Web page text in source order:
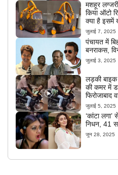
मशहूर
किया ऑटो
क्या है इसमें
जुलाई 7, 2025
पंचायत में
बनराकस,
जुलाई 3, 2025
लड़की बाइक
की कमर में
फिरोजाबाद
जुलाई 5, 2025
‘कांटा
निधन, 41
जून 28, 2025